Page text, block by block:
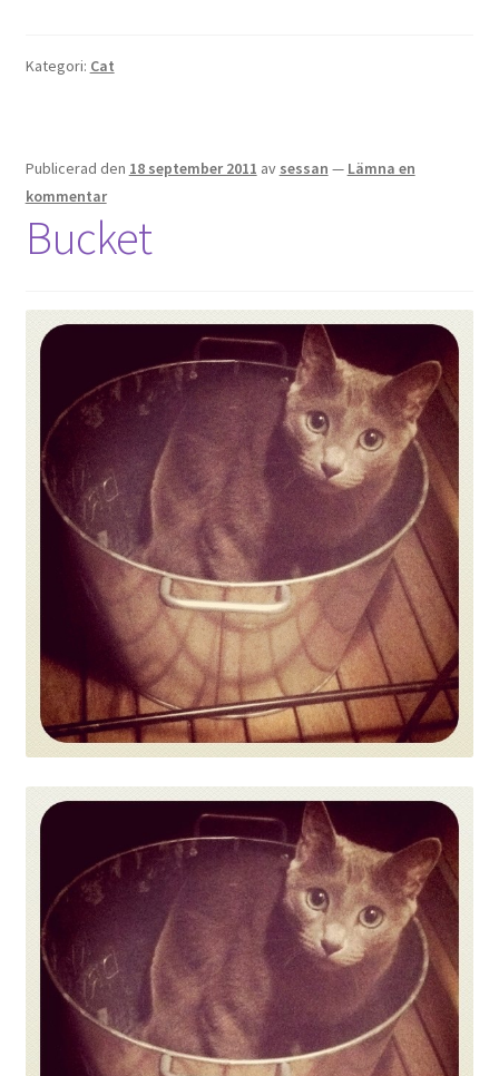
Kategori: Cat
Publicerad den 18 september 2011 av sessan — Lämna en
kommentar
Bucket